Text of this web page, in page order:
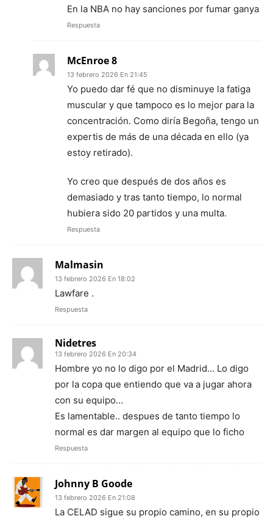
En la NBA no hay sanciones por fumar ganya
Respuesta
McEnroe 8
13 febrero 2026 En 21:45
Yo puedo dar fé que no disminuye la fatiga
muscular y que tampoco es lo mejor para la
concentración. Como diría Begoña, tengo un
expertis de más de una década en ello (ya
estoy retirado).
Yo creo que después de dos años es
demasiado y tras tanto tiempo, lo normal
hubiera sido 20 partidos y una multa.
Respuesta
Malmasin
13 febrero 2026 En 18:02
Lawfare .
Respuesta
Nidetres
13 febrero 2026 En 20:34
Hombre yo no lo digo por el Madrid… Lo digo
por la copa que entiendo que va a jugar ahora
con su equipo…
Es lamentable.. despues de tanto tiempo lo
normal es dar margen al equipo que lo ficho
Respuesta
Johnny B Goode
13 febrero 2026 En 21:08
La CELAD sigue su propio camino, en su propio